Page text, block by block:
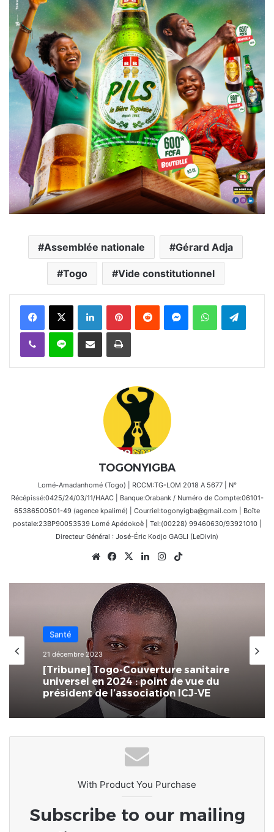
Assemblée nationale Gérard Adja
Togo Vide constitutionnel
FacebookX Linkedin PinterestReddit MessengerWhatsAppTelegram
Viber Ligne Partager par email Imprimer
TOGONYIGBA
Lomé-Amadanhomé (Togo) | RCCM:TG-LOM 2018 A 5677 | N°
Récépissé:0425/24/03/11/HAAC | Banque:Orabank / Numéro de Compte:06101-
65386500501-49 (agence kpalimé) | Courriel:togonyigba@gmail.com | Boîte
postale:23BP90053539 Lomé Apédokoè | Tel:(00228) 99460630/93921010 |
Directeur Général : José-Éric Kodjo GAGLI (LeDivin)
WebsiteFacebook
X LinkedinInstagram
Santé
21 décembre 2023
[Tribune] Togo-Couverture sanitaire
universel en 2024 : point de vue du
président de l’association ICJ-VE
Diplomatie
11 août 2023
Quelle stratégie adopter pour
étendre le dialogue à l’ensemble des
protagonistes de la crise au Niger ?
With Product You Purchase
Subscribe to our mailing